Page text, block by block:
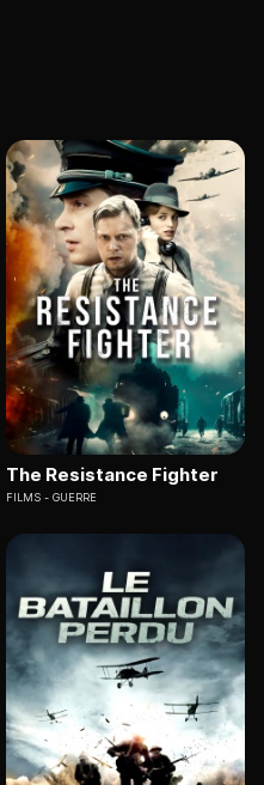
The Resistance Fighter
FILMS GUERRE